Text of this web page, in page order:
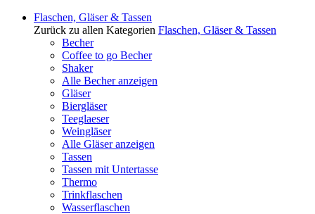
Flaschen, Gläser & Tassen
Zurück zu allen Kategorien Flaschen, Gläser & Tassen
Becher
Coffee to go Becher
Shaker
Alle Becher anzeigen
Gläser
Biergläser
Teeglaeser
Weingläser
Alle Gläser anzeigen
Tassen
Tassen mit Untertasse
Thermo
Trinkflaschen
Wasserflaschen